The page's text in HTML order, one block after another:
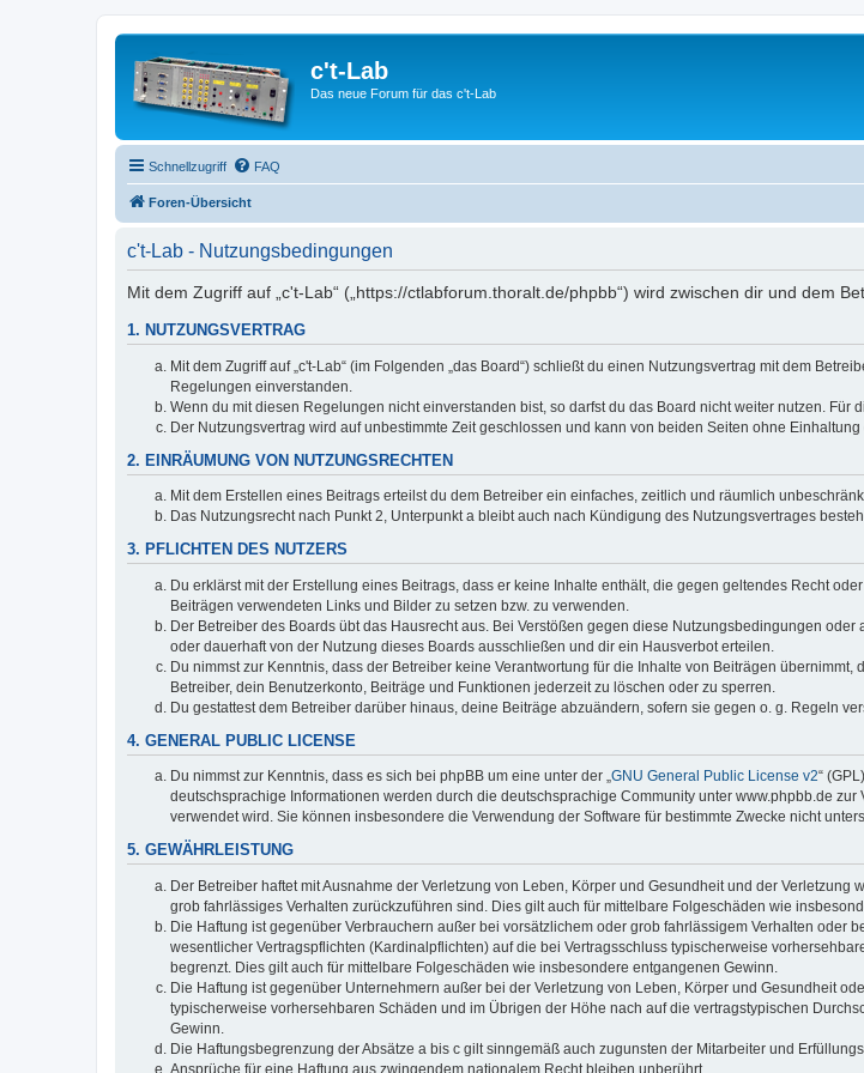
c't-Lab
Das neue Forum für das c't-Lab
Schnellzugriff FAQ
Foren-Übersicht
c't-Lab - Nutzungsbedingungen
Mit dem Zugriff auf „c't-Lab“ („https://ctlabforum.thoralt.de/phpbb“) wird zwischen dir und dem
1. NUTZUNGSVERTRAG
Mit dem Zugriff auf „c't-Lab“ (im Folgenden „das Board“) schließt du einen Nutzungsvertrag mit dem
Regelungen einverstanden.
Wenn du mit diesen Regelungen nicht einverstanden bist, so darfst du das Board nicht weiter nutzen.
Der Nutzungsvertrag wird auf unbestimmte Zeit geschlossen und kann von beiden Seiten ohne
2. EINRÄUMUNG VON NUTZUNGSRECHTEN
Mit dem Erstellen eines Beitrags erteilst du dem Betreiber ein einfaches, zeitlich und räumlich
Das Nutzungsrecht nach Punkt 2, Unterpunkt a bleibt auch nach Kündigung des Nutzungsvertrages
3. PFLICHTEN DES NUTZERS
Du erklärst mit der Erstellung eines Beitrags, dass er keine Inhalte enthält, die gegen geltendes Recht
Beiträgen verwendeten Links und Bilder zu setzen bzw. zu verwenden.
Der Betreiber des Boards übt das Hausrecht aus. Bei Verstößen gegen diese Nutzungsbedingungen
oder dauerhaft von der Nutzung dieses Boards ausschließen und dir ein Hausverbot erteilen.
Du nimmst zur Kenntnis, dass der Betreiber keine Verantwortung für die Inhalte von Beiträgen
Betreiber, dein Benutzerkonto, Beiträge und Funktionen jederzeit zu löschen oder zu sperren.
Du gestattest dem Betreiber darüber hinaus, deine Beiträge abzuändern, sofern sie gegen o. g. Regeln
4. GENERAL PUBLIC LICENSE
Du nimmst zur Kenntnis, dass es sich bei phpBB um eine unter der „GNU General Public License v2“
deutschsprachige Informationen werden durch die deutschsprachige Community unter www.phpbb.de
verwendet wird. Sie können insbesondere die Verwendung der Software für bestimmte Zwecke nicht
5. GEWÄHRLEISTUNG
Der Betreiber haftet mit Ausnahme der Verletzung von Leben, Körper und Gesundheit und der
grob fahrlässiges Verhalten zurückzuführen sind. Dies gilt auch für mittelbare Folgeschäden wie
Die Haftung ist gegenüber Verbrauchern außer bei vorsätzlichem oder grob fahrlässigem Verhalten oder
wesentlicher Vertragspflichten (Kardinalpflichten) auf die bei Vertragsschluss typischerweise
begrenzt. Dies gilt auch für mittelbare Folgeschäden wie insbesondere entgangenen Gewinn.
Die Haftung ist gegenüber Unternehmern außer bei der Verletzung von Leben, Körper und Gesundheit
typischerweise vorhersehbaren Schäden und im Übrigen der Höhe nach auf die vertragstypischen
Gewinn.
Die Haftungsbegrenzung der Absätze a bis c gilt sinngemäß auch zugunsten der Mitarbeiter und
Ansprüche für eine Haftung aus zwingendem nationalem Recht bleiben unberührt.